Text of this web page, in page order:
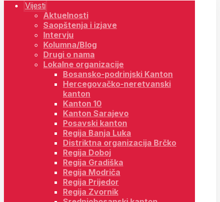
Vijesti
Aktuelnosti
Saopštenja i izjave
Intervju
Kolumna/Blog
Drugi o nama
Lokalne organizacije
Bosansko-podrinjski Kanton
Hercegovačko-neretvanski
kanton
Kanton 10
Kanton Sarajevo
Posavski kanton
Regija Banja Luka
Distriktna organizacija Brčko
Regija Doboj
Regija Gradiška
Regija Modriča
Regija Prijedor
Regija Zvornik